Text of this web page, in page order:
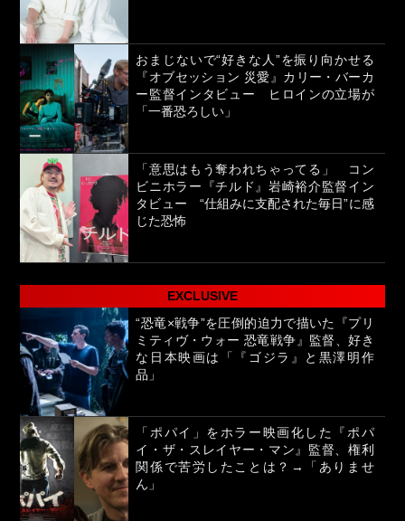
おまじないで“好きな人”を振り向かせる
『オブセッション 災愛』カリー・バーカ
ー監督インタビュー ヒロインの立場が
「一番恐ろしい」
「意思はもう奪われちゃってる」 コン
ビニホラー『チルド』岩崎裕介監督イン
タビュー “仕組みに支配された毎日”に感
じた恐怖
EXCLUSIVE
“恐竜×戦争”を圧倒的迫力で描いた『プリ
ミティヴ・ウォー 恐竜戦争』監督、好き
な日本映画は「『ゴジラ』と黒澤明作
品」
「ポパイ」をホラー映画化した『ポパ
イ・ザ・スレイヤー・マン』監督、権利
関係で苦労したことは？→「ありませ
ん」